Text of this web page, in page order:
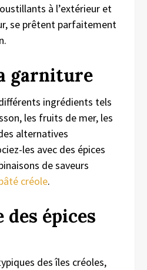
à l’extérieur et
se prêtent parfaitement
garniture
ingrédients tels
les fruits de mer, les
alternatives
les avec des épices
de saveurs
é créole.
épices
des îles créoles,